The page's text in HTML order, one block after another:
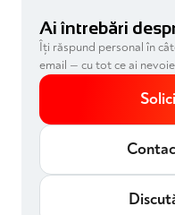
Ai întrebări
Îți răspund personal în
email — cu tot ce ai